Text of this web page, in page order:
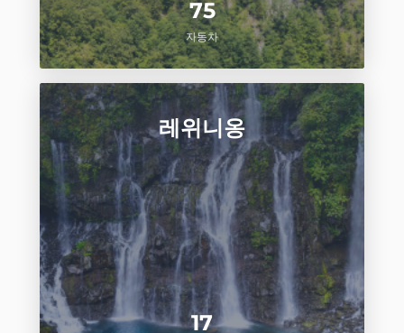
75
자동차
17
레위니옹